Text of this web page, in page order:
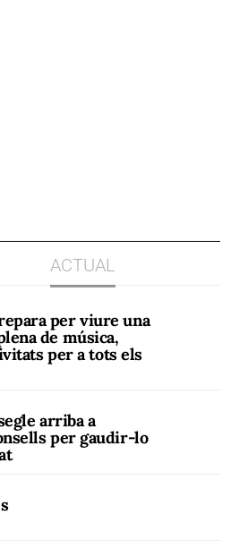
ACTUAL
per viure una
de música,
per a tots els
arriba a
per gaudir-lo